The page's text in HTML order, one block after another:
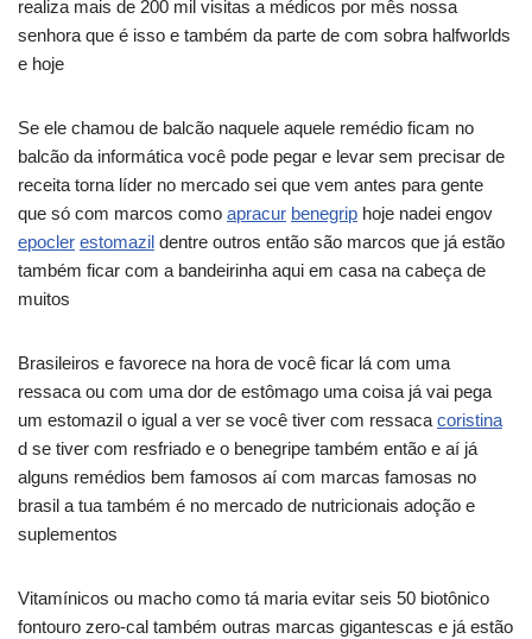
realiza mais de 200 mil visitas a médicos por mês nossa
senhora que é isso e também da parte de com sobra halfworlds
e hoje
Se ele chamou de balcão naquele aquele remédio ficam no
balcão da informática você pode pegar e levar sem precisar de
receita torna líder no mercado sei que vem antes para gente
que só com marcos como apracur benegrip hoje nadei engov
epocler estomazil dentre outros então são marcos que já estão
também ficar com a bandeirinha aqui em casa na cabeça de
muitos
Brasileiros e favorece na hora de você ficar lá com uma
ressaca ou com uma dor de estômago uma coisa já vai pega
um estomazil o igual a ver se você tiver com ressaca coristina
d se tiver com resfriado e o benegripe também então e aí já
alguns remédios bem famosos aí com marcas famosas no
brasil a tua também é no mercado de nutricionais adoção e
suplementos
Vitamínicos ou macho como tá maria evitar seis 50 biotônico
fontouro zero-cal também outras marcas gigantescas e já estão